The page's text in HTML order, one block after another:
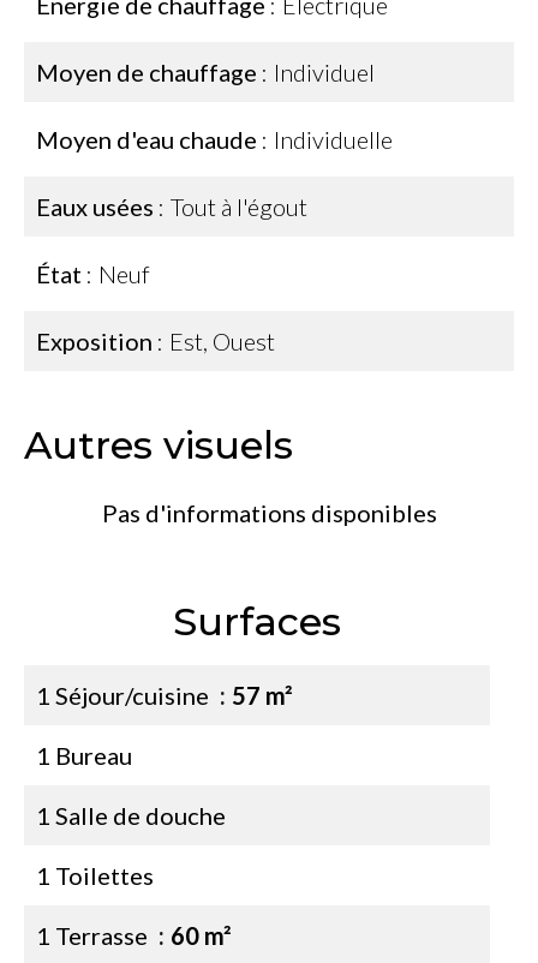
Moyen de chauffage Individuel
Moyen d'eau chaude Individuelle
Eaux usées Tout à l'égout
État Neuf
Exposition Est, Ouest
Autres visuels
Pas d'informations disponibles
Surfaces
1 Séjour/cuisine 57 m²
1 Bureau
1 Salle de douche
1 Toilettes
1 Terrasse 60 m²